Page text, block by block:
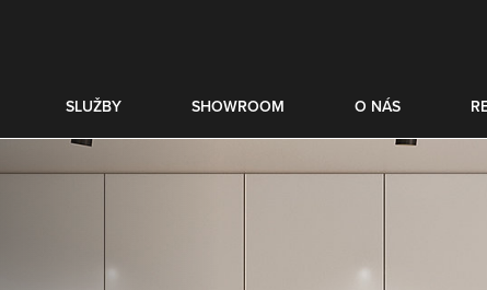
SLUŽBY SHOWROOM O NÁS